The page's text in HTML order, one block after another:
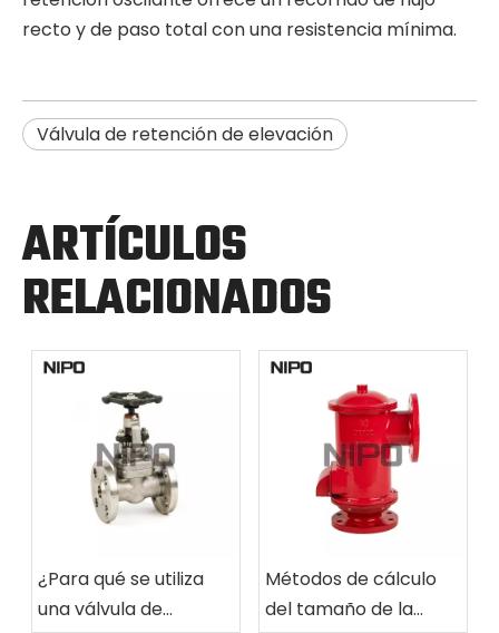
recto y de paso total con una resistencia mínima.
Válvula de retención de elevación
ARTÍCULOS
RELACIONADOS
¿Para qué se utiliza
una válvula de
Métodos de cálculo
del tamaño de la